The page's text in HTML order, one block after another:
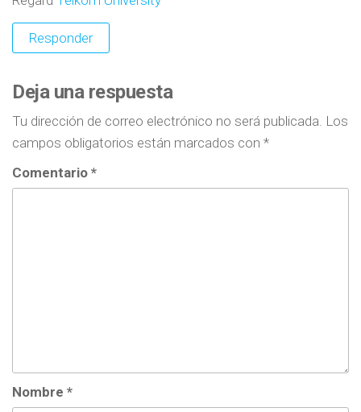
Responder
Deja una respuesta
Tu dirección de correo electrónico no será publicada. Los
campos obligatorios están marcados con *
Comentario *
Nombre *